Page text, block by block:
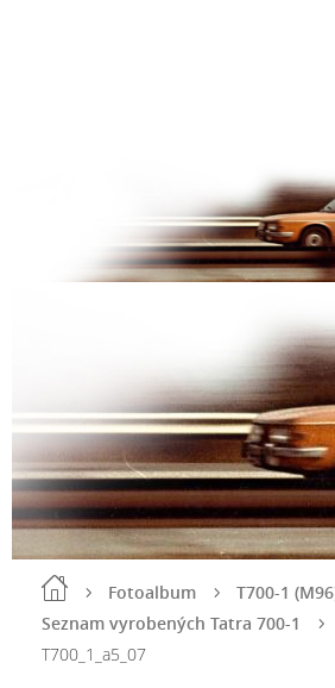
Fotoalbum
T700-1
Seznam vyrobených Tatra 700-1
T700_1_a5_07